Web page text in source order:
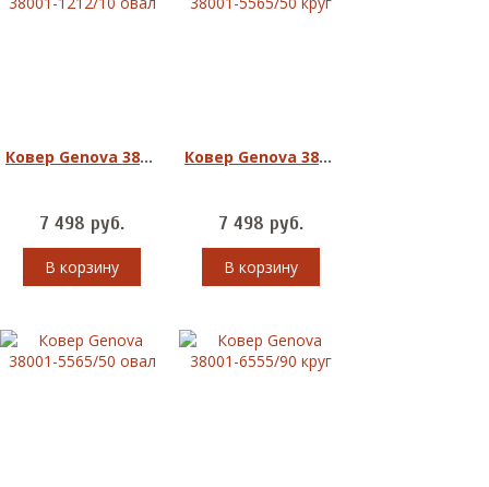
Ковер Genova 38001-1212/10 овал
7 498 руб.
В корзину
Ковер Genova 38001-5565/50 круг
7 498 руб.
В корзину